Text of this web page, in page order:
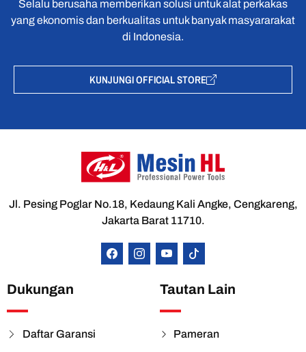
Selalu berusaha memberikan solusi untuk alat perkakas
yang ekonomis dan berkualitas untuk banyak masyararakat
di Indonesia.
KUNJUNGI OFFICIAL STORE
Jl. Pesing Poglar No.18, Kedaung Kali Angke, Cengkareng,
Jakarta Barat 11710.
Dukungan
Daftar Garansi
Tautan Lain
Pameran